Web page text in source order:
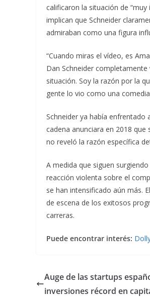
calificaron la situación de
implican que Schneider
admiraban como una figura
“Cuando miras el vídeo, es
Dan Schneider completamente
situación. Soy la razón por la
gente lo vio como una
Schneider ya había
cadena anunciara en 2018
no reveló la razón específica
A medida que siguen
reacción violenta sobre el
se han intensificado aún más.
de escena de los exitosos
carreras.
Puede encontrar interés:
Auge de las startups
inversiones récord en